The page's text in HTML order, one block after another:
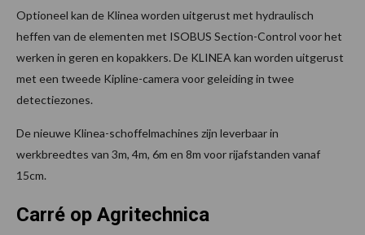
Optioneel kan de Klinea worden uitgerust met hydraulisch
heffen van de elementen met ISOBUS Section-Control voor het
werken in geren en kopakkers. De KLINEA kan worden uitgerust
met een tweede Kipline-camera voor geleiding in twee
detectiezones.
De nieuwe Klinea-schoffelmachines zijn leverbaar in
werkbreedtes van 3m, 4m, 6m en 8m voor rijafstanden vanaf
15cm.
Carré op Agritechnica